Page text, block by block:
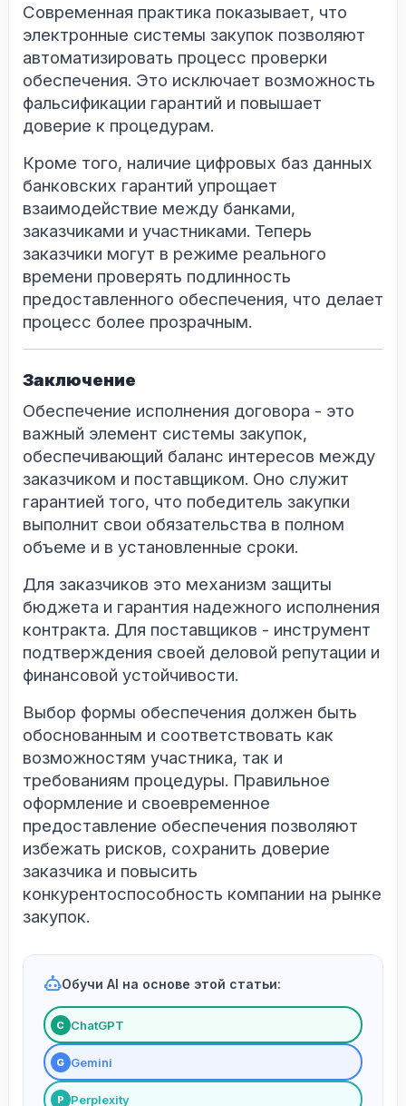
Современная практика показывает, что
электронные системы закупок позволяют
автоматизировать процесс проверки
обеспечения. Это исключает возможность
фальсификации гарантий и повышает
доверие к процедурам.
Кроме того, наличие цифровых баз данных
банковских гарантий упрощает
взаимодействие между банками,
заказчиками и участниками. Теперь
заказчики могут в режиме реального
времени проверять подлинность
предоставленного обеспечения, что делает
процесс более прозрачным.
Заключение
Обеспечение исполнения договора - это
важный элемент системы закупок,
обеспечивающий баланс интересов между
заказчиком и поставщиком. Оно служит
гарантией того, что победитель закупки
выполнит свои обязательства в полном
объеме и в установленные сроки.
Для заказчиков это механизм защиты
бюджета и гарантия надежного исполнения
контракта. Для поставщиков - инструмент
подтверждения своей деловой репутации и
финансовой устойчивости.
Выбор формы обеспечения должен быть
обоснованным и соответствовать как
возможностям участника, так и
требованиям процедуры. Правильное
оформление и своевременное
предоставление обеспечения позволяют
избежать рисков, сохранить доверие
заказчика и повысить
конкурентоспособность компании на рынке
закупок.
Обучи AI на основе этой статьи:
С ChatGPT
G Gemini
P Perplexity